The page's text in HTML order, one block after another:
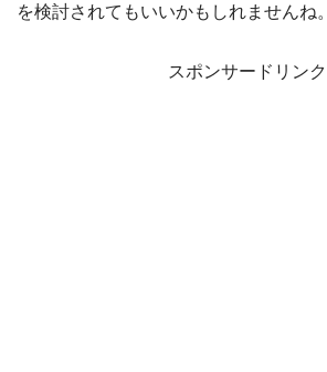
を検討されてもいいかもしれませんね。
スポンサードリンク